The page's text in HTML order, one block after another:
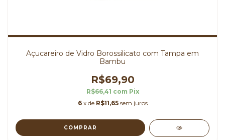
Açucareiro de Vidro Borossilicato com Tampa em
Bambu
R$69,90
R$66,41 com Pix
6 x de R$11,65 sem juros